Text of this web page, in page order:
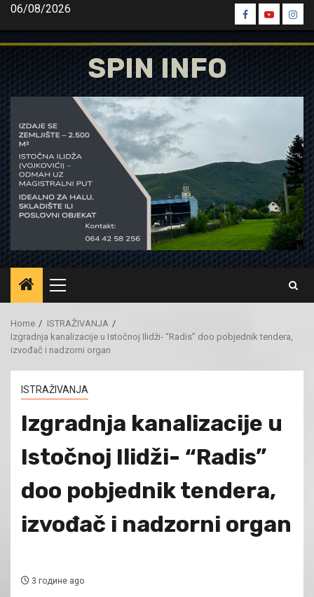
Skip
content
06/08/2026
Spin
Facebook
Spin
Youtube
Spin
SPIN INFO
Primary
Menu
Home
ISTRAŽIVANJA
Izgradnja kanalizacije u Istočnoj Ilidži- “Radis” doo pobjednik tendera,
izvođač i nadzorni organ
ISTRAŽIVANJA
Izgradnja kanalizacije u
Istočnoj Ilidži- “Radis”
doo pobjednik tendera,
izvođač i nadzorni organ
3 године ago